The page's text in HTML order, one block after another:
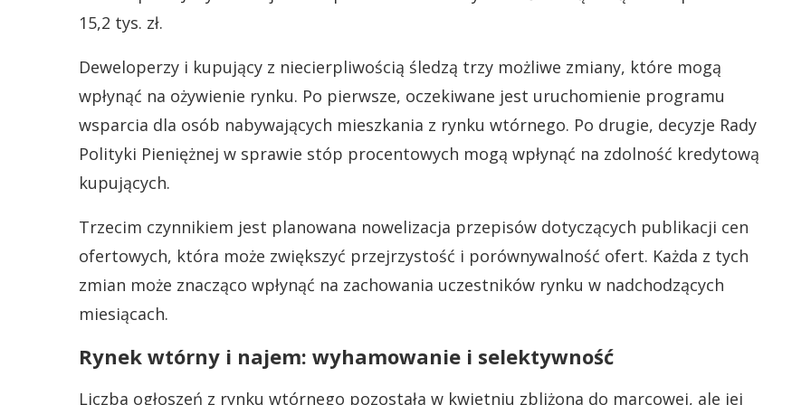
15,2 tys. zł.
Deweloperzy i kupujący z niecierpliwością śledzą trzy możliwe zmiany, które mogą
wpłynąć na ożywienie rynku. Po pierwsze, oczekiwane jest uruchomienie programu
wsparcia dla osób nabywających mieszkania z rynku wtórnego. Po drugie, decyzje Rady
Polityki Pieniężnej w sprawie stóp procentowych mogą wpłynąć na zdolność kredytową
kupujących.
Trzecim czynnikiem jest planowana nowelizacja przepisów dotyczących publikacji cen
ofertowych, która może zwiększyć przejrzystość i porównywalność ofert. Każda z tych
zmian może znacząco wpłynąć na zachowania uczestników rynku w nadchodzących
miesiącach.
Rynek wtórny i najem: wyhamowanie i selektywność
Liczba ogłoszeń z rynku wtórnego pozostała w kwietniu zbliżona do marcowej, ale jej